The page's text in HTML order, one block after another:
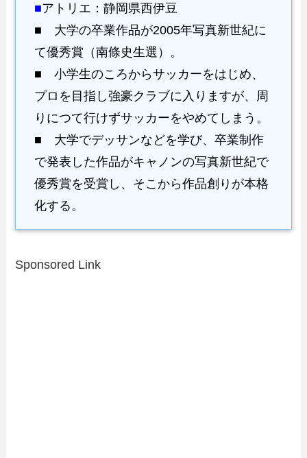
■アトリエ：静岡県西伊豆
■ 大学の卒業作品が2005年写真新世紀に
て優秀賞（南條史生選）。
■ 小学生のころからサッカーをはじめ、
プロを目指し強豪クラブに入りますが、周
りにつて行けずサッカーをやめてしまう。
■ 大学でデッサンなどを学び、卒業制作
で発表した作品がキャノンの写真新世紀で
優秀賞を受賞し、そこから作品創りが本格
化する。
Sponsored Link